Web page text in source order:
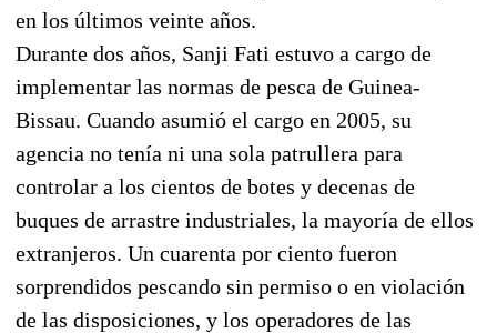
en los últimos veinte años.
Durante dos años, Sanji Fati estuvo a cargo de
implementar las normas de pesca de Guinea-
Bissau. Cuando asumió el cargo en 2005, su
agencia no tenía ni una sola patrullera para
controlar a los cientos de botes y decenas de
buques de arrastre industriales, la mayoría de ellos
extranjeros. Un cuarenta por ciento fueron
sorprendidos pescando sin permiso o en violación
de las disposiciones, y los operadores de las